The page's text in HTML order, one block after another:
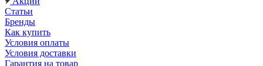
Статьи
Бренды
Как купить
Условия оплаты
Условия доставки
Гарантия на товар